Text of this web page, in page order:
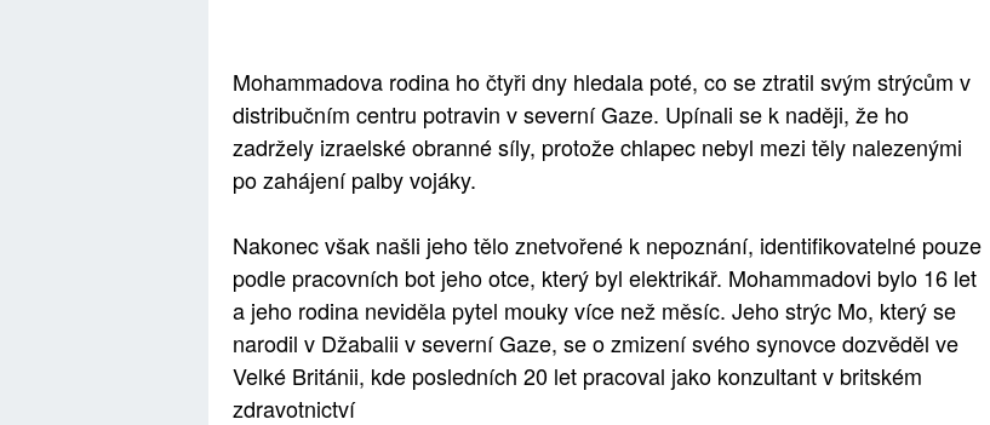
Mohammadova rodina ho čtyři dny hledala poté, co se ztratil svým strýcům v
distribučním centru potravin v severní Gaze. Upínali se k naději, že ho
zadržely izraelské obranné síly, protože chlapec nebyl mezi těly nalezenými
po zahájení palby vojáky.
Nakonec však našli jeho tělo znetvořené k nepoznání, identifikovatelné pouze
podle pracovních bot jeho otce, který byl elektrikář. Mohammadovi bylo 16 let
a jeho rodina neviděla pytel mouky více než měsíc. Jeho strýc Mo, který se
narodil v Džabalii v severní Gaze, se o zmizení svého synovce dozvěděl ve
Velké Británii, kde posledních 20 let pracoval jako konzultant v britském
zdravotnictví